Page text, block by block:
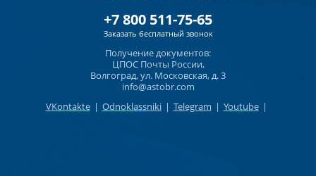
+7 800 511-75-65
Заказать бесплатный звонок
Получение документов:
ЦПОС Почты России,
Волгоград, ул. Московская, д. 3
info@astobr.com
VKontakte | Odnoklassniki | Telegram | Youtube |